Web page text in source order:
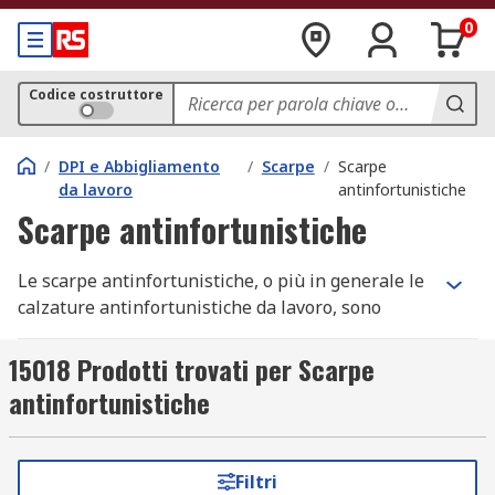
0
Codice costruttore
/ DPI e Abbigliamento
da lavoro
/ Scarpe / Scarpe
antinfortunistiche
Scarpe antinfortunistiche
Le scarpe antinfortunistiche, o più in generale le
calzature antinfortunistiche da lavoro, sono
fondamentali per garantire la sicurezza sul
lavoro. Progettate per proteggere il piede da urti,
compressioni e rischi ambientali, questi prodotti
offrono un perfetto equilibrio tra resistenza e
comfort. Sono disponibili scarpe leggere per chi
15018 Prodotti trovati per Scarpe
antinfortunistiche
Filtri